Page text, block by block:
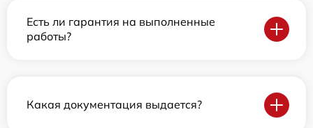
Есть ли гарантия на выполненные
работы?
Какая документация выдается?